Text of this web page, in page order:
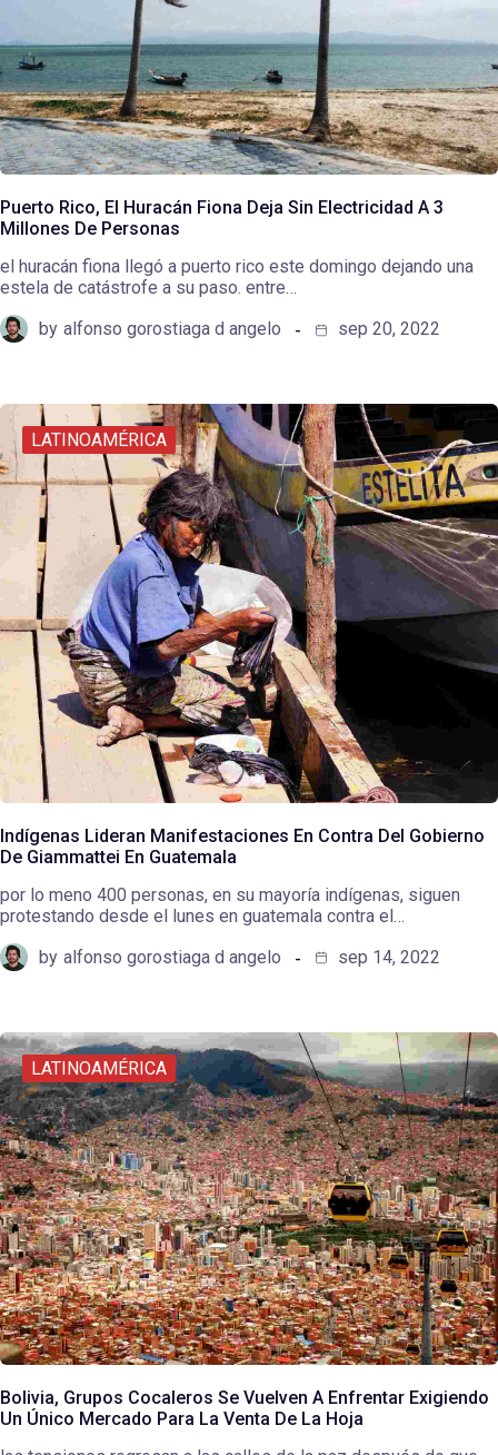
Puerto Rico, El Huracán Fiona Deja Sin Electricidad A 3
Millones De Personas
el huracán fiona llegó a puerto rico este domingo dejando una
estela de catástrofe a su paso. entre…
by alfonso gorostiaga d angelo sep 20, 2022
LATINOAMÉRICA
Indígenas Lideran Manifestaciones En Contra Del Gobierno
De Giammattei En Guatemala
por lo meno 400 personas, en su mayoría indígenas, siguen
protestando desde el lunes en guatemala contra el…
by alfonso gorostiaga d angelo sep 14, 2022
LATINOAMÉRICA
Bolivia, Grupos Cocaleros Se Vuelven A Enfrentar Exigiendo
Un Único Mercado Para La Venta De La Hoja